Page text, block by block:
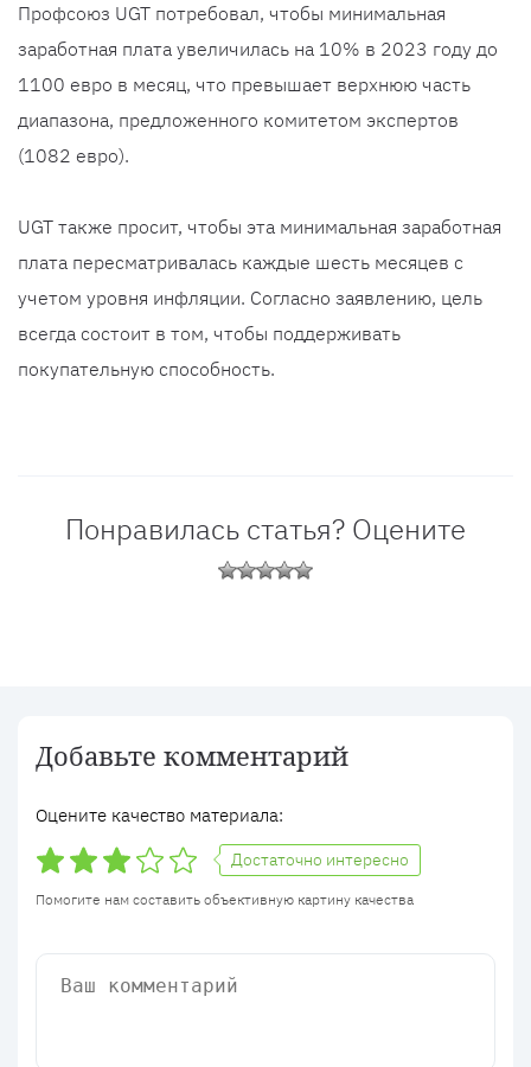
Профсоюз UGT потребовал, чтобы минимальная
заработная плата увеличилась на 10% в 2023 году до
1100 евро в месяц, что превышает верхнюю часть
диапазона, предложенного комитетом экспертов
(1082 евро).
UGT также просит, чтобы эта минимальная заработная
плата пересматривалась каждые шесть месяцев с
учетом уровня инфляции. Согласно заявлению, цель
всегда состоит в том, чтобы поддерживать
покупательную способность.
Понравилась статья? Оцените
Добавьте комментарий
Оцените качество материала:
Достаточно интересно
Помогите нам составить объективную картину качества